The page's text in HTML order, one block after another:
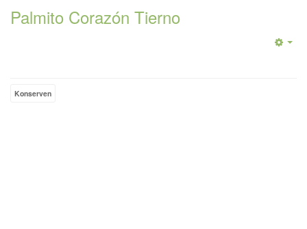
Palmito Corazón Tierno
Konserven